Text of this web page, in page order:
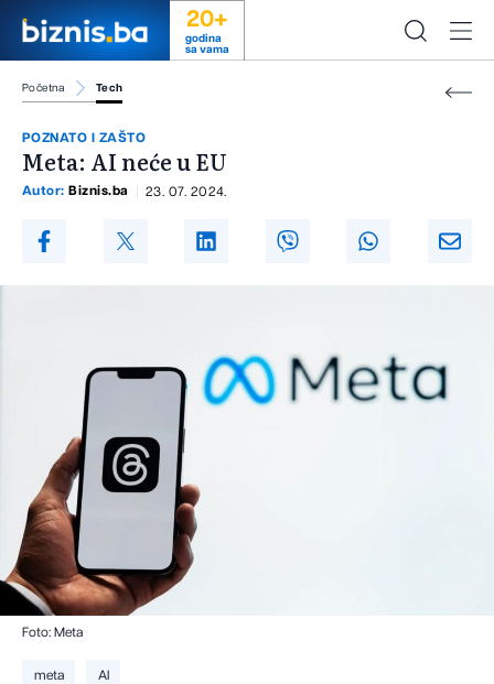
20+
godina
sa vama
Početna Tech
POZNATO I ZAŠTO
Meta: AI neće u EU
Autor: Biznis.ba 23. 07. 2024.
Foto: Meta
meta AI